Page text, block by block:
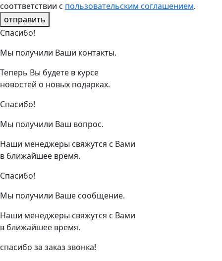
сооттветствии с пользовательским соглашением.
отправить
Спасибо!
Мы получили Ваши контакты.
Теперь Вы будете в курсе
новостей о новых подарках.
Спасибо!
Мы получили Ваш вопрос.
Наши менеджеры свяжутся с Вами
в ближайшее время.
Спасибо!
Мы получили Ваше сообщение.
Наши менеджеры свяжутся с Вами
в ближайшее время.
спасибо за заказ звонка!